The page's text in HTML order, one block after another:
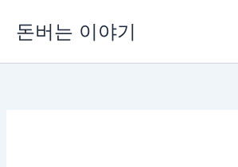
로
돈버는 이야기